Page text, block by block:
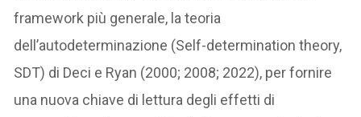
framework più generale, la teoria
dell’autodeterminazione (Self-determination theory,
SDT) di Deci e Ryan (2000; 2008; 2022), per fornire
una nuova chiave di lettura degli effetti di